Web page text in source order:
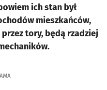
ich stan był
mieszkańców,
tory, będą rzadziej